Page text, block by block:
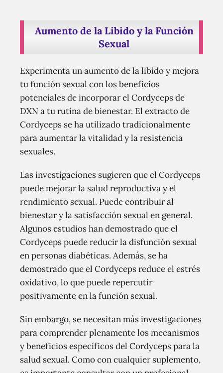
Aumento de la Libido y la Función
Sexual
Experimenta un aumento de la libido y mejora
tu función sexual con los beneficios
potenciales de incorporar el Cordyceps de
DXN a tu rutina de bienestar. El extracto de
Cordyceps se ha utilizado tradicionalmente
para aumentar la vitalidad y la resistencia
sexuales.
Las investigaciones sugieren que el Cordyceps
puede mejorar la salud reproductiva y el
rendimiento sexual. Puede contribuir al
bienestar y la satisfacción sexual en general.
Algunos estudios han demostrado que el
Cordyceps puede reducir la disfunción sexual
en personas diabéticas. Además, se ha
demostrado que el Cordyceps reduce el estrés
oxidativo, lo que puede repercutir
positivamente en la función sexual.
Sin embargo, se necesitan más investigaciones
para comprender plenamente los mecanismos
y beneficios específicos del Cordyceps para la
salud sexual. Como con cualquier suplemento,